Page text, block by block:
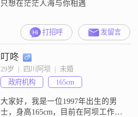
只想在茫茫人海与你相遇
打招呼 发留言
叮咚
29岁  |  四川阿坝  |  未婚
政府机构
165cm
大家好，我是一位1997年出生的男
士，身高165cm，目前在阿坝工作